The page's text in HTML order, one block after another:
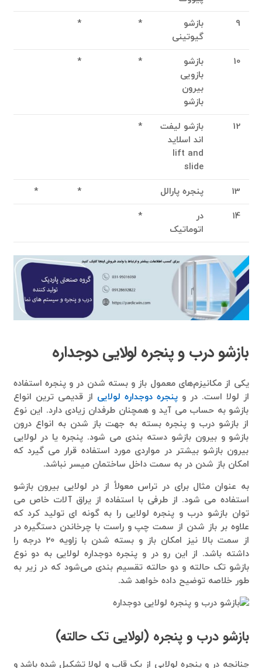
9
بازشو
گیوتینی
*
*
10
بازشو
بازویی
بیرون
بازشو
*
*
12
بازشو لیفت
اند اسلاید
lift and
slide
*
13 پنجره پارالل *
*
14
در
اتوماتیک
*
بازشو درب و پنجره لولایی دوجداره
یکی از مکانیزم‌های معمول باز و بسته شدن در و پنجره استفاده
از لولا است. در و پنجره دوجداره لولایی از قدیمی ترین انواع
بازشو به حساب می آید و همچنان طرفدان زیادی دارد. این نوع
از بازشو درب و پنجره بسته به جهت باز شدن به انواع درون
بازشو و بیرون بازشو دسته بندی می شود. پنجره یا در لولایی
بیرون بازشو بیشتر در مواردی مورد استفاده قرار می گیرد که
امکان باز شدن در به سمت داخل ساختمان میسر نباشد.
به عنوان مثال برای در تراس معولأ از در لولایی بیرون بازشو
استفاده می شود. از طرفی با استفاده از یراق آلات خاص می
توان بازشو درب و پنجره لولایی را به گونه ای تولید کرد که
علاوه بر باز شدن از سمت چپ و راست با چرخاندن دستگیره در
از سمت بالا نیز امکان باز و بسته شدن با زاویه 20 درجه را
داشته باشد. از این رو در و پنجره دوجداره لولایی به دو نوع
بازشو تک حالته و دو حالته تقسیم بندی می‌شود که در زیر به
طور خلاصه توضیح داده خواهد شد.
بازشو درب و پنجره (لولایی تک حالته)
چنانچه در و پنجره لولایی از یک قاب و لولا تشکیل شده باشد و